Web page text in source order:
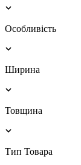
Особливість
Ширина
Товщина
Тип Товара